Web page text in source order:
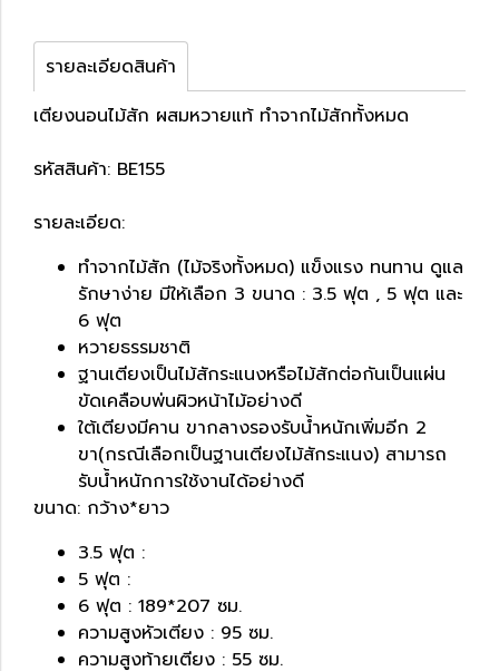
รายละเอียดสินค้า
เตียงนอนไม้สัก ผสมหวายแท้ ทำจากไม้สักทั้งหมด
รหัสสินค้า: BE155
รายละเอียด:
ทำจากไม้สัก (ไม้จริงทั้งหมด) แข็งแรง ทนทาน ดูแล
รักษาง่าย มีให้เลือก 3 ขนาด : 3.5 ฟุต , 5 ฟุต และ
6 ฟุต
หวายธรรมชาติ
ฐานเตียงเป็นไม้สักระแนงหรือไม้สักต่อกันเป็นแผ่น
ขัดเคลือบพ่นผิวหน้าไม้อย่างดี
ใต้เตียงมีคาน ขากลางรองรับน้ำหนักเพิ่มอีก 2
ขา(กรณีเลือกเป็นฐานเตียงไม้สักระแนง) สามารถ
รับน้ำหนักการใช้งานได้อย่างดี
ขนาด: กว้าง*ยาว
3.5 ฟุต :
5 ฟุต :
6 ฟุต : 189*207 ซม.
ความสูงหัวเตียง : 95 ซม.
ความสูงท้ายเตียง : 55 ซม.